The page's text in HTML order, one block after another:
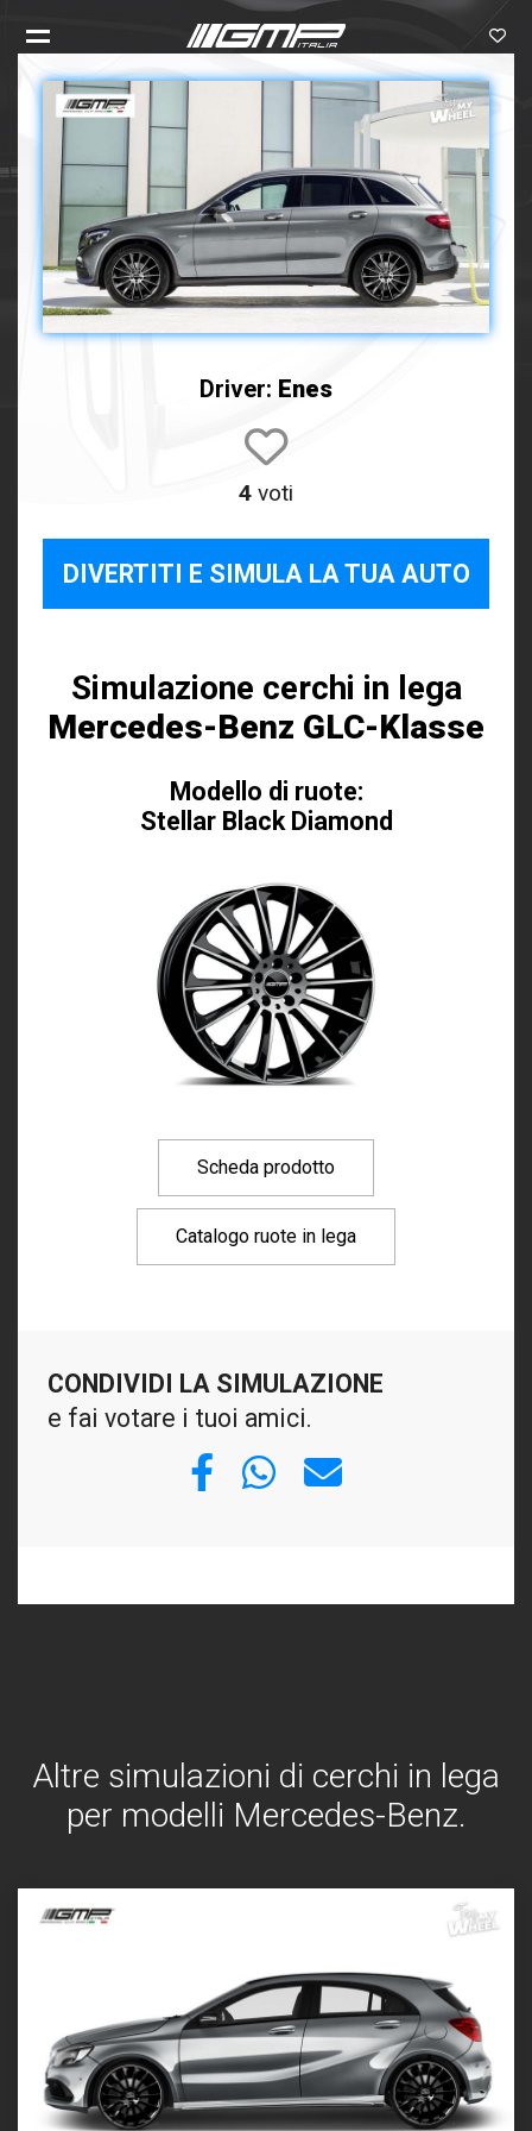
Driver: Enes
4 voti
DIVERTITI E SIMULA LA TUA AUTO
Simulazione cerchi in lega
Mercedes-Benz GLC-Klasse
Modello di ruote:
Stellar Black Diamond
Scheda prodotto
Catalogo ruote in lega
CONDIVIDI LA SIMULAZIONE
e fai votare i tuoi amici.
Altre simulazioni di cerchi in lega
per modelli Mercedes-Benz.